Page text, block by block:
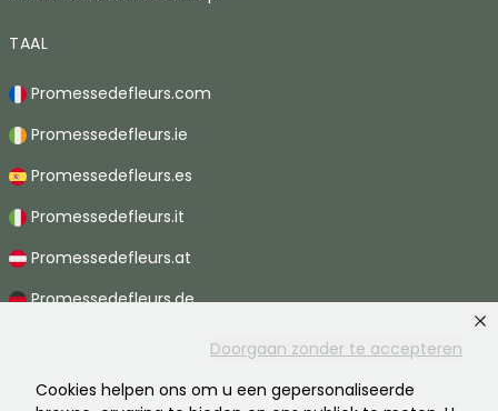
Doorgaan zonder te accepteren
Cookies helpen ons om u een gepersonaliseerde
TAAL
Promessedefleurs.com
Promessedefleurs.ie
Promessedefleurs.es
Promessedefleurs.it
Promessedefleurs.at
Promessedefleurs.de
Promessedefleurs.pt